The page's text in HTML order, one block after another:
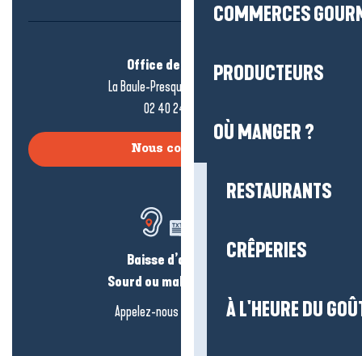
COMMERCES
PRODUCTEURS
OÙ MANGER ?
RESTAURANTS
CRÊPERIES
À L'HEURE DU
Office de tourisme
La Baule-Presqu’île de Guérande
02 40 24 34 44
Nous contacter
Baisse d’audition ?
Sourd ou malentendant ?
Appelez-nous en
cliquant-ici